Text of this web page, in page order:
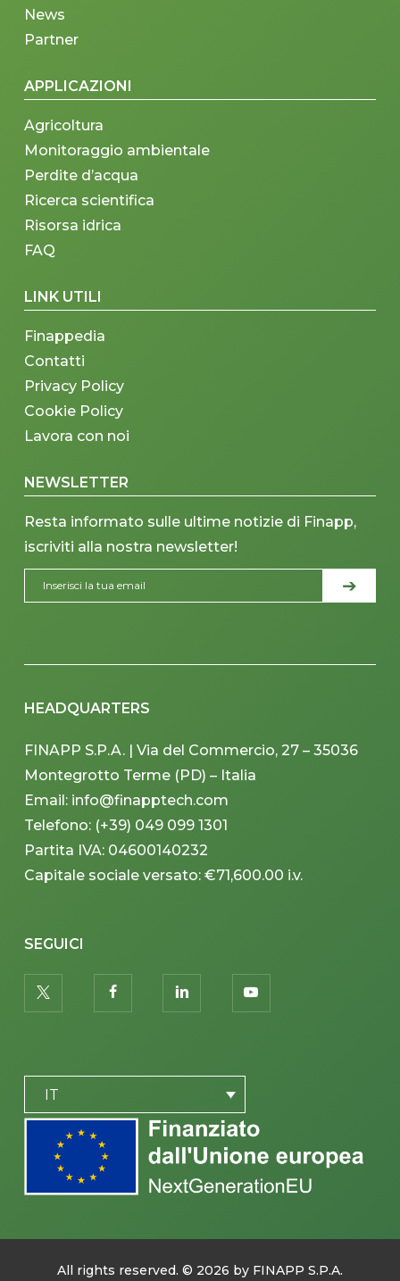
News
Partner
APPLICAZIONI
Agricoltura
Monitoraggio ambientale
Perdite d’acqua
Ricerca scientifica
Risorsa idrica
FAQ
LINK UTILI
Finappedia
Contatti
Privacy Policy
Cookie Policy
Lavora con noi
NEWSLETTER
Resta informato sulle ultime notizie di Finapp,
iscriviti alla nostra newsletter!
HEADQUARTERS
FINAPP S.P.A. | Via del Commercio, 27 – 35036
Montegrotto Terme (PD) – Italia
Email: info@finapptech.com
Telefono: (+39) 049 099 1301
Partita IVA: 04600140232
Capitale sociale versato: €71,600.00 i.v.
SEGUICI
twitter facebooklinkedin youtube
IT
All rights reserved. © 2026 by FINAPP S.P.A.